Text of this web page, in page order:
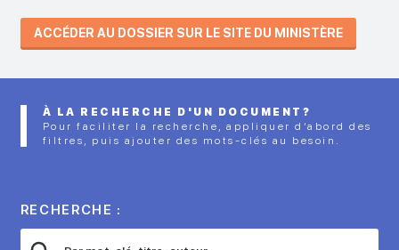
ACCÉDER AU DOSSIER SUR LE SITE DU MINISTÈRE
À LA RECHERCHE D'UN DOCUMENT?
Pour faciliter la recherche, appliquer d’abord des
filtres, puis ajouter des mots-clés au besoin.
RECHERCHE :